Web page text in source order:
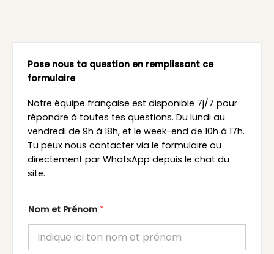
Pose nous ta question en remplissant ce
formulaire
Notre équipe française est disponible 7j/7 pour
répondre à toutes tes questions. Du lundi au
vendredi de 9h à 18h, et le week-end de 10h à 17h.
Tu peux nous contacter via le formulaire ou
directement par WhatsApp depuis le chat du
site.
Nom et Prénom *